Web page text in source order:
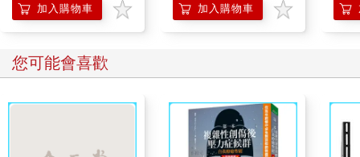
加入購物車 加入購物車
您可能會喜歡